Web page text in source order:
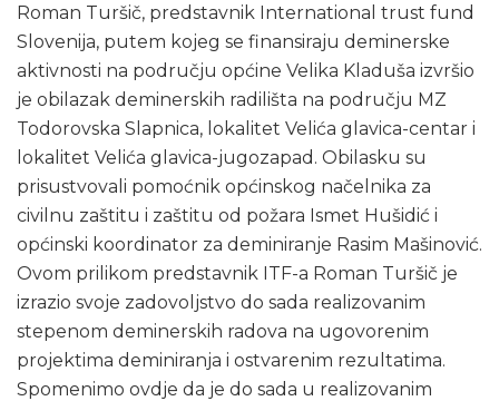
Roman Turšič, predstavnik International trust fund
Slovenija, putem kojeg se finansiraju deminerske
aktivnosti na području općine Velika Kladuša izvršio
je obilazak deminerskih radilišta na području MZ
Todorovska Slapnica, lokalitet Velića glavica-centar i
lokalitet Velića glavica-jugozapad. Obilasku su
prisustvovali pomoćnik općinskog načelnika za
civilnu zaštitu i zaštitu od požara Ismet Hušidić i
općinski koordinator za deminiranje Rasim Mašinović.
Ovom prilikom predstavnik ITF-a Roman Turšič je
izrazio svoje zadovoljstvo do sada realizovanim
stepenom deminerskih radova na ugovorenim
projektima deminiranja i ostvarenim rezultatima.
Spomenimo ovdje da je do sada u realizovanim